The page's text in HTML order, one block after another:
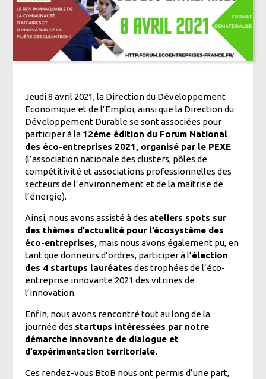
Jeudi 8 avril 2021, la Direction du Développement
Economique et de l’Emploi, ainsi que la Direction du
Développement Durable se sont associées pour
participer à la 12ème édition du Forum National
des éco-entreprises 2021, organisé par le PEXE
(l’association nationale des clusters, pôles de
compétitivité et associations professionnelles des
secteurs de l’environnement et de la maîtrise de
l’énergie).
Ainsi, nous avons assisté à des ateliers spots sur
des thèmes d’actualité pour l’écosystème des
éco-entreprises, mais nous avons également pu, en
tant que donneurs d’ordres, participer à l’élection
des 4 startups lauréates des trophées de l’éco-
entreprise innovante 2021 des vitrines de
l’innovation.
Enfin, nous avons rencontré tout au long de la
journée des startups intéressées par notre
démarche innovante de dialogue et
d’expérimentation territoriale.
Ces rendez-vous BtoB nous ont permis d’une part,